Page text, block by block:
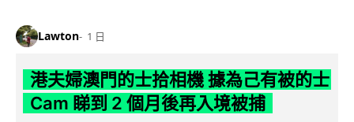
Lawton 1 日
港夫婦澳門的士拾相機 據為己有被的士
Cam 睇到 2 個月後再入境被捕